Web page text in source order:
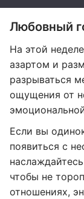
Любовный
На этой
азартом и
разрываться
ощущения от
Если вы
появиться с
чтобы не
отношениях,